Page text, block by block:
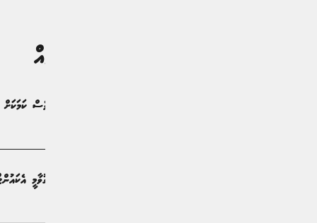
ގުޅުންހުރި ލިޔުންތައް
ބޭންކް އޮފް މޯލްޑިވިސް އިން އެއްވެސް
ސްވައިޕް މެދުވެރިކޮށް ބައިނަލް އަގުވާމީ